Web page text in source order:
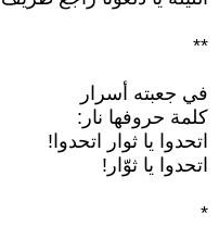
**
في جعبته أسرار
كلمة حروفها نار:
اتحدوا يا ثوار اتحدوا!
اتحدوا يا ثوّار!
*